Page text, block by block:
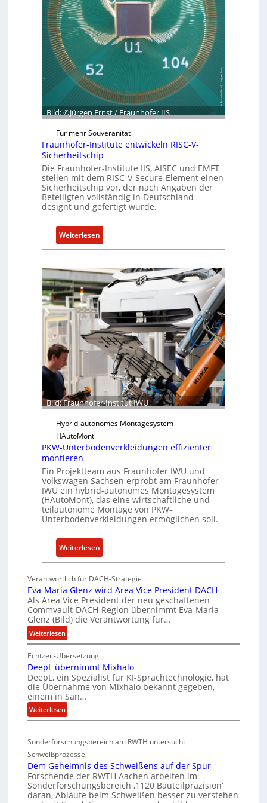
b
R
e
s
i
l
i
e
c
e
A
c
t
t
G
e
s
c
h
ä
t
s
e
i
n
h
e
i
f
r
S
o
f
t
w
a
e
n
K
Bild: ©Jürgen Ernst / Fraunhofer IIS
Für mehr Souveränität
Fraunhofer-Institute entwickeln RISC-V-
Sicherheitschip
Die Fraunhofer-Institute IIS, AISEC und EMFT
stellen mit dem RISC-V-Secure-Element einen
Sicherheitschip vor, der nach Angaben der
Beteiligten vollständig in Deutschland
designt und gefertigt wurde.
Weiterlesen
F
a
u
n
h
o
f
e
n
s
t
t
t
e
e
n
t
w
c
k
e
l
n
R
-
V
i
e
r
h
e
Bild: Fraunhofer-Institut IWU
Hybrid-autonomes Montagesystem
HAutoMont
PKW-Unterbodenverkleidungen effizienter
montieren
Ein Projektteam aus Fraunhofer IWU und
Volkswagen Sachsen erprobt am Fraunhofer
IWU ein hybrid-autonomes Montagesystem
(HAutoMont), das eine wirtschaftliche und
teilautonome Montage von PKW-
Unterbodenverkleidungen ermöglichen soll.
Weiterlesen
P
W
-
U
n
e
b
o
n
e
k
l
e
Verantwortlich für DACH-Strategie
Eva-Maria Glenz wird Area Vice President DACH
Als Area Vice President der neu geschaffenen
Commvault-DACH-Region übernimmt Eva-Maria
Glenz (Bild) die Verantwortung für…
Weiterlesen:
E
v
a
-
M
a
r
i
G
l
e
n
z
Echtzeit-Übersetzung
DeepL übernimmt Mixhalo
DeepL, ein Spezialist für KI-Sprachtechnologie, hat
die Übernahme von Mixhalo bekannt gegeben,
einem in San…
Weiterlesen:
D
e
p
L
ü
b
e
Sonderforschungsbereich am RWTH untersucht
Schweißprozesse
Dem Geheimnis des Schweißens auf der Spur
Forschende der RWTH Aachen arbeiten im
Sonderforschungsbereich ‚1120 Bauteilpräzision‘
daran, Abläufe beim Schweißen besser zu verstehen